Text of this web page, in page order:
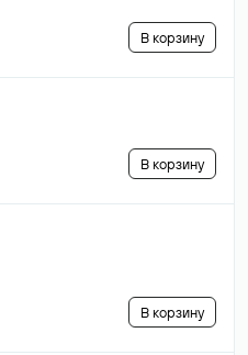
В корзину
В корзину
В корзину